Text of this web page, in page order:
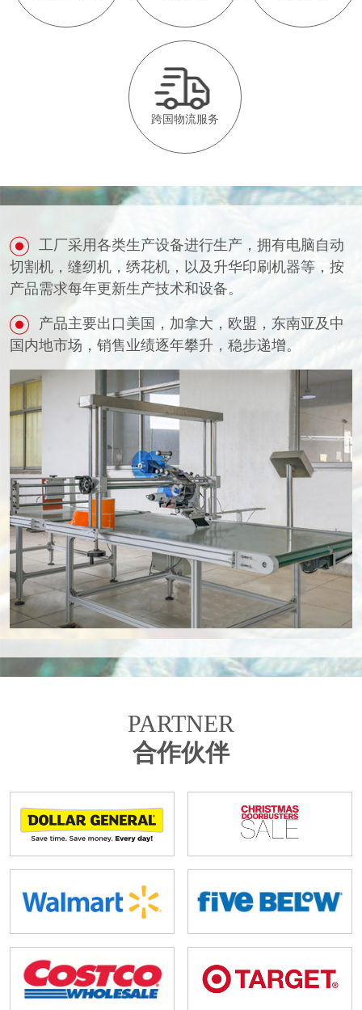
跨国物流服务
工厂采用各类生产设备进行生产，拥有电脑自动
切割机，缝纫机，绣花机，以及升华印刷机器等，按
产品需求每年更新生产技术和设备。
产品主要出口美国，加拿大，欧盟，东南亚及中
国内地市场，销售业绩逐年攀升，稳步递增。
PARTNER
合作伙伴